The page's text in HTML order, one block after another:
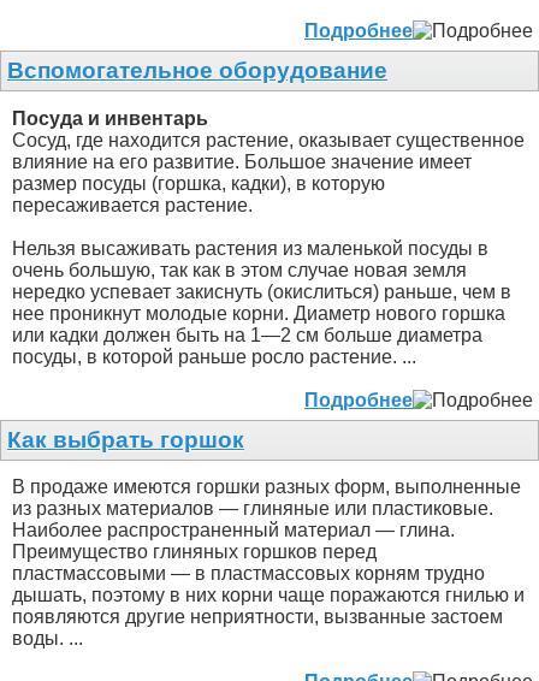
Подробнее
Вспомогательное оборудование
Посуда и инвентарь
Сосуд, где находится растение, оказывает существенное
влияние на его развитие. Большое значение имеет
размер посуды (горшка, кадки), в которую
пересаживается растение.
Нельзя высаживать растения из маленькой посуды в
очень большую, так как в этом случае новая земля
нередко успевает закиснуть (окислиться) раньше, чем в
нее проникнут молодые корни. Диаметр нового горшка
или кадки должен быть на 1—2 см больше диаметра
посуды, в которой раньше росло растение. ...
Подробнее
Как выбрать горшок
В продаже имеются горшки разных форм, выполненные
из разных материалов — глиняные или пластиковые.
Наиболее распространенный материал — глина.
Преимущество глиняных горшков перед
пластмассовыми — в пластмассовых корням трудно
дышать, поэтому в них корни чаще поражаются гнилью и
появляются другие неприятности, вызванные застоем
воды. ...